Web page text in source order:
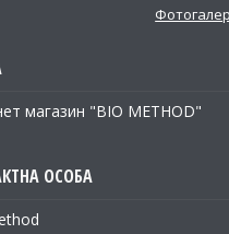
магазин "BIO METHOD"